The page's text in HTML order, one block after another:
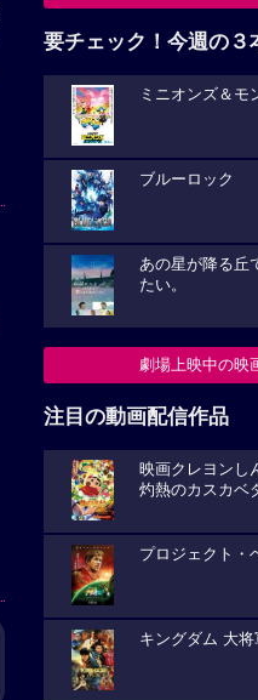
要チェック！今週の３
ミニオンズ＆モ
ブルーロック
あの星が降る丘
たい。
劇場上映中の映
注目の動画配信作品
映画クレヨンし
灼熱のカスカベ
プロジェクト・
キングダム 大将